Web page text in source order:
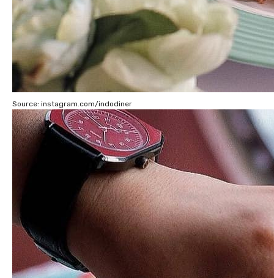
Source: instagram.com/indodiner